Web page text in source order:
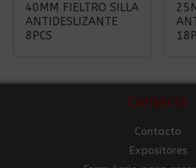
40MM FIELTRO SILLA
ANTIDESLIZANTE
8PCS
Contacto
Contacto
Expositores